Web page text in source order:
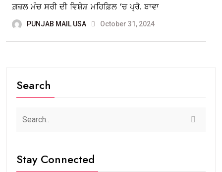
ਗ਼ਜ਼ਲ ਮੰਚ ਸਰੀ ਦੀ ਵਿਸ਼ੇਸ਼ ਮਹਿਫ਼ਿਲ ‘ਚ ਪ੍ਰੋ. ਬਾਵਾ
PUNJAB MAIL USA October 31, 2024
Search
Stay Connected